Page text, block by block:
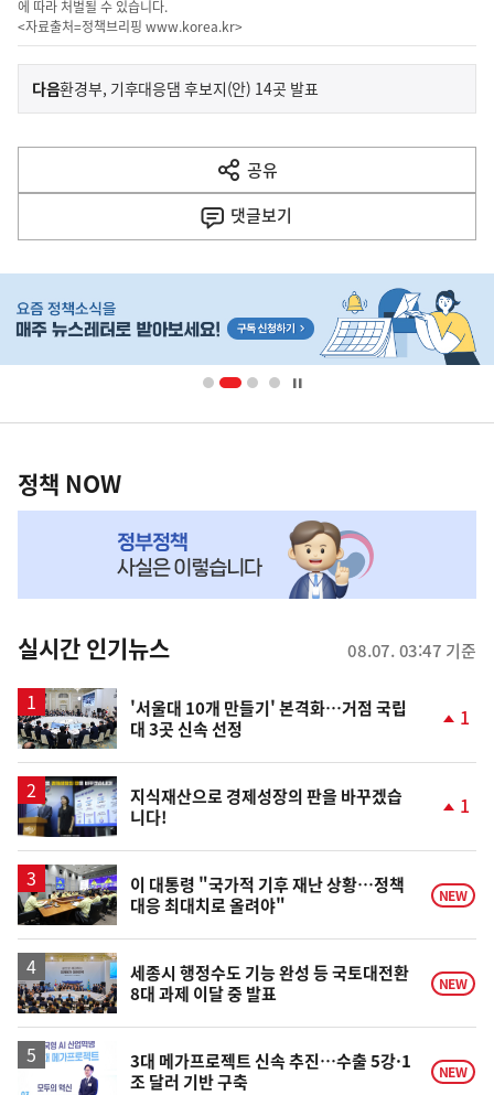
에 따라 처벌될 수 있습니다.
<자료출처=정책브리핑 www.korea.kr>
이
전
다
음
다음기
환경부, 기후대응댐 후보지(안) 14곳 발표
공유
열
기
댓글보기
단
배
영
책
NOW,
뉴
스
정책 NOW
실시간 인기뉴스 08.07. 03:47 기준
'서울대 10개 만들기' 본격화…거점 국립
대 3곳 신속 선정
계
1
지식재산으로 경제성장의 판을 바꾸겠습
니다!
계
승
1
이 대통령 "국가적 기후 재난 상황…정책
대응 최대치로 올려야"
NEW
세종시 행정수도 기능 완성 등 국토대전환
8대 과제 이달 중 발표
NEW
3대 메가프로젝트 신속 추진…수출 5강·1
조 달러 기반 구축
NEW